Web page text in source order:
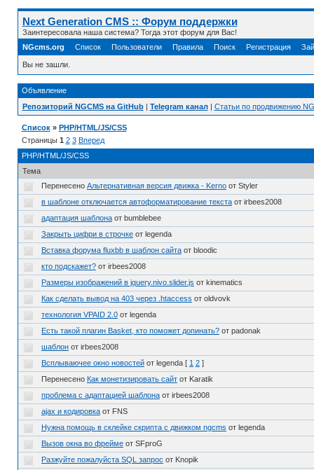
Next Generation CMS :: Форум поддержки
Заинтересовала наша система? Тогда этот форум для Вас!
NGcms.org
Список Пользователи Правила Поиск Регистрация
Вы не зашли.
Объявление
Репозиторий NGCMS на GitHub| Telegram канал| Статьи по продвижению
Список » PHP/HTML/JS/CSS
Страницы 1 2 3 Вперед
PHP/HTML/JS/CSS
Тема
Перенесено Альтернативная версия движка - Kerno от Styler
в шаблоне отключается автоформатирование текста от irbees2008
адаптация шаблона от bumblebee
Закрыть цифри в строчке от legenda
Вставка форума fluxbb в шаблон сайта от bloodic
кто подскажет? от irbees2008
Размеры изображений в jquery.nivo.slider.js от kinematics
Как сделать вывод на 403 через .htaccess от oldvovk
технология VPAID 2.0 от legenda
Есть такой плагин Basket, кто поможет допинать? от padonak
шаблон от irbees2008
Всплываючее окно новостей от legenda [ 1 2]
Перенесено Как монетизировать сайт от Karatik
проблема с адаптацией шаблона от irbees2008
ajax и кодировка от FNS
Нужна помощь в склейке скрипта с движком ngcms от legenda
Вызов окна во фрейме от SFproG
Разжуйте пожалуйста SQL запрос от Knopik